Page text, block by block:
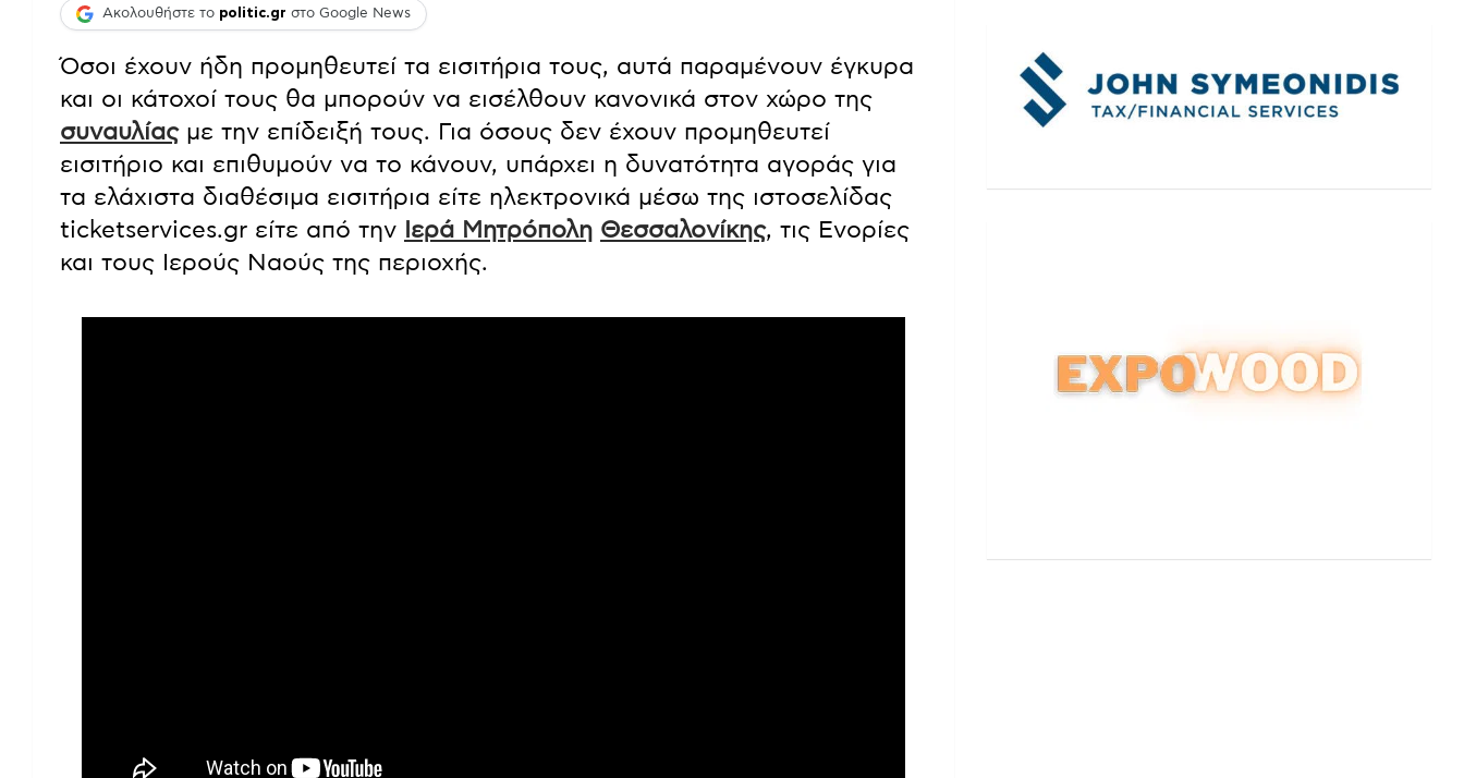
Ακολουθήστε το politic.gr στο Google News
Όσοι έχουν ήδη προμηθευτεί τα εισιτήρια τους, αυτά παραμένουν έγκυρα
και οι κάτοχοί τους θα μπορούν να εισέλθουν κανονικά στον χώρο της
συναυλίαςμε την επίδειξή τους. Για όσους δεν έχουν προμηθευτεί
εισιτήριο και επιθυμούν να το κάνουν, υπάρχει η δυνατότητα αγοράς για
τα ελάχιστα διαθέσιμα εισιτήρια είτε ηλεκτρονικά μέσω της ιστοσελίδας
ticketservices.gr είτε από την
Ιερά Μητρόπολη Θεσσαλονίκης, τις Ενορίες
και τους Ιερούς Ναούς της περιοχής.